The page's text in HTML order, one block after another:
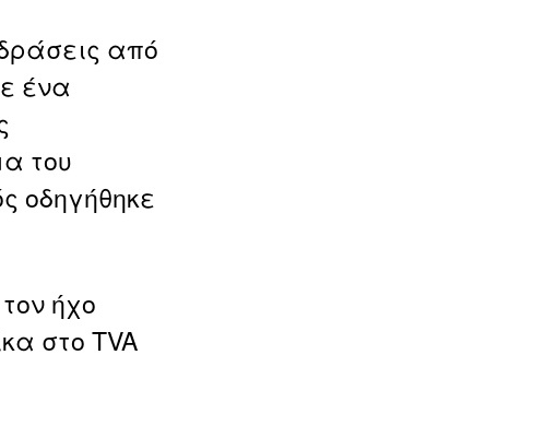
από
ένα
του
οδηγήθηκε
ήχο
στο TVA